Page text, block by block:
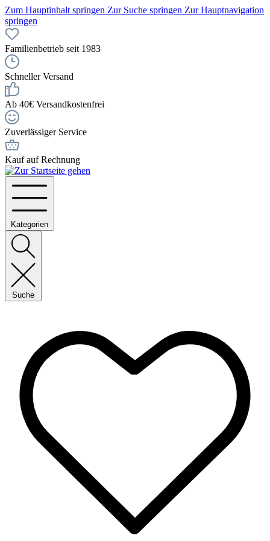
Zum Hauptinhalt springen Zur Suche springen Zur Hauptnavigation
springen
Familienbetrieb seit 1983
Schneller Versand
Ab 40€ Versandkostenfrei
Zuverlässiger Service
Kauf auf Rechnung
Kategorien
Suche